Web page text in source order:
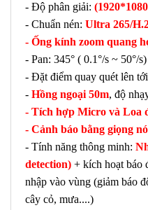
- Độ phân giải:
- Chuẩn nén: Ultra 265/
- Ống kính zoom quang
- Pan: 345° ( 0.1°/s ~ 50°/
- Đặt điểm quay quét lên
- Hồng ngoại 50m, độ
- Tích hợp Micro và Loa
- Cảnh báo bằng giọng
- Tính năng thông minh:
detection) + kích hoạt báo
nhập vào vùng (giảm báo
cây cỏ, mưa....)